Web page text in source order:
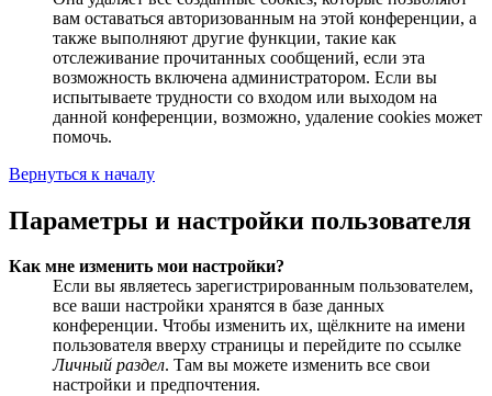
вам оставаться авторизованным на этой конференции, а
также выполняют другие функции, такие как
отслеживание прочитанных сообщений, если эта
возможность включена администратором. Если вы
испытываете трудности со входом или выходом на
данной конференции, возможно, удаление cookies может
помочь.
Вернуться к началу
Параметры и настройки пользователя
Как мне изменить мои настройки?
Если вы являетесь зарегистрированным пользователем,
все ваши настройки хранятся в базе данных
конференции. Чтобы изменить их, щёлкните на имени
пользователя вверху страницы и перейдите по ссылке
Личный раздел. Там вы можете изменить все свои
настройки и предпочтения.